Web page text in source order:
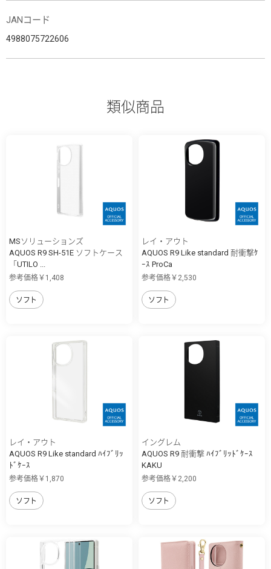
JANコード
4988075722606
類似商品
MSソリューションズ
AQUOS R9 SH-51E ソフトケース
「UTILO ...
参考価格￥1,408
ソフト
レイ・アウト
AQUOS R9 Like standard 耐衝撃ｹ
ｰｽ ProCa
参考価格￥2,530
ソフト
レイ・アウト
AQUOS R9 Like standard ﾊｲﾌﾞﾘｯ
ﾄﾞｹｰｽ
参考価格￥1,870
ソフト
イングレム
AQUOS R9 耐衝撃 ﾊｲﾌﾞﾘｯﾄﾞｹｰｽ
KAKU
参考価格￥2,200
ソフト